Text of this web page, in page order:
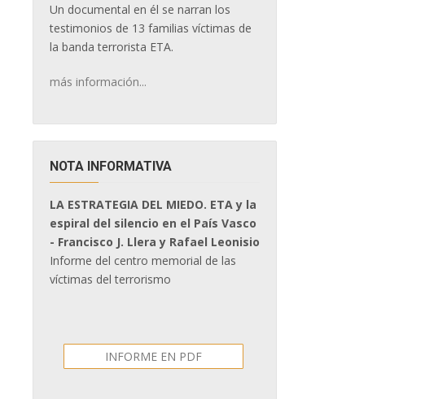
Un documental en él se narran los
testimonios de 13 familias víctimas de
la banda terrorista ETA.
más información...
NOTA INFORMATIVA
LA ESTRATEGIA DEL MIEDO. ETA y la
espiral del silencio en el País Vasco
- Francisco J. Llera y Rafael Leonisio
Informe del centro memorial de las
víctimas del terrorismo
INFORME EN PDF